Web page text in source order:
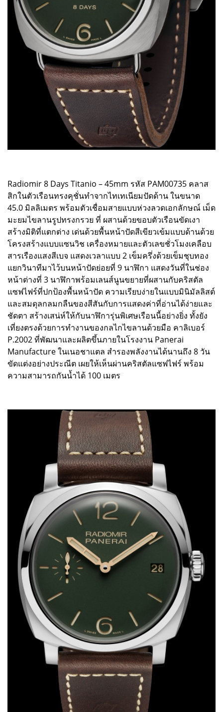
Radiomir 8 Days Titanio – 45mm รหัส PAM00735 คลาส
สิกในตัวเรือนทรงคุชั่นทำจากไทเทเนียมปัดด้าน ในขนาด
45.0 มิลลิเมตร พร้อมตัวเชื่อมสายแบบห่วงลวดเอกลักษณ์ เม็ด
มะยมไขลานรูปทรงกรวย ที่ ผสานด้วยขอบตัวเรือนขัดเงา
สร้างมิติที่แตกต่าง เด่นด้วยพื้นหน้าปัดสีเขียวเข้มแบบด้านด้วย
โครงสร้างแบบแซนวิช เครื่องหมายและตัวเลขชั่วโมงเคลือบ
สารเรืองแสงสีเบจ แสดงเวลาแบบ 2 เข็มครึ่งด้วยเข็มชุบทอง
แยกวินาทีมาไว้บนหน้าปัดย่อยที่ 9 นาฬิกา แสดงวันที่ในช่อง
หน้าต่างที่ 3 นาฬิกาพร้อมเลนส์นูนขยายที่ผสานกับคริสตัล
แซฟไฟร์ที่ปกป้องพื้นหน้าปัด ความเรียบง่ายในแบบมินิมัลลิสต์
และสมดุลกลมกลืนของสีสันกับการแสดงค่าที่อ่านได้ง่ายและ
ชัดตา สร้างเสน่ห์ให้กับนาฬิการุ่นพิเศษเรือนนี้อย่างยิ่ง ทั้งยัง
เที่ยงตรงด้วยการทำงานของกลไกไขลานด้วยมือ คาลิเบอร์
P.2002 ที่พัฒนาและผลิตขึ้นภายในโรงงาน Panerai
Manufacture ในเนอชาแตล สำรองพลังงานได้นานถึง 8 วัน
ขัดแต่งอย่างประณีต เผยให้เห็นผ่านคริสตัลแซฟไฟร์ พร้อม
ความสามารถกันน้ำได้ 100 เมตร